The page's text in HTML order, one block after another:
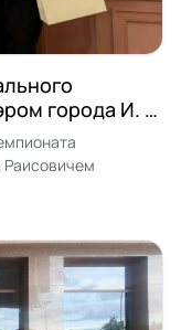
города И. Р.